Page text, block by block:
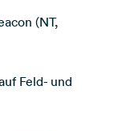
(NT,
Feld- und